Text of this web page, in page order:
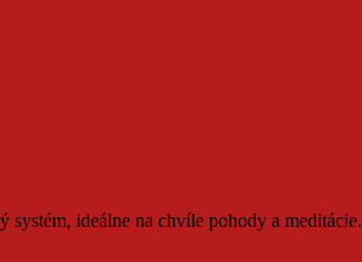
ideálne na chvíle pohody a meditácie.